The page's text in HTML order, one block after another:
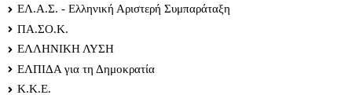
ΕΛ.Α.Σ. - Ελληνική Αριστερή Συμπαράταξη
ΠΑ.ΣΟ.Κ.
ΕΛΛΗΝΙΚΗ ΛΥΣΗ
ΕΛΠΙΔΑ για τη Δημοκρατία
Κ.Κ.Ε.